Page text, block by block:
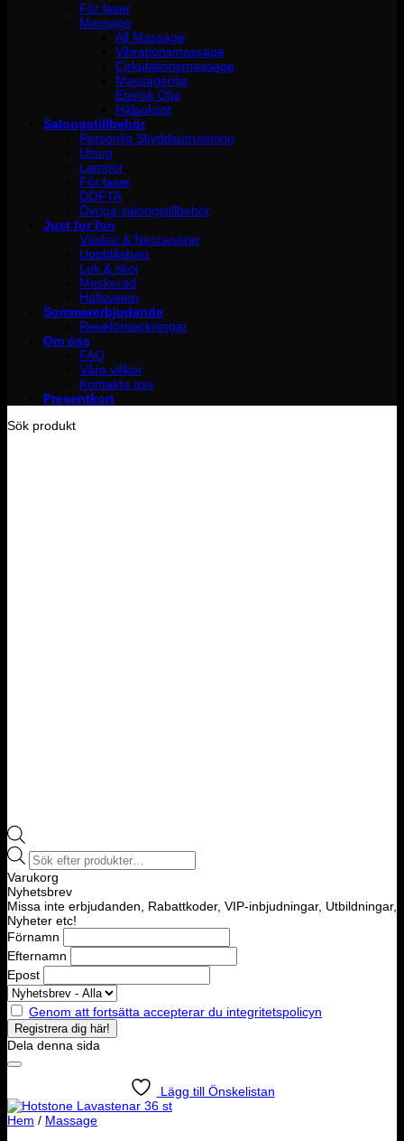
För laser
Massage
All Massage
Vibrationsmassage
Cirkulationsmassage
Massageolja
Eterisk Olja
Hälsokost
Salongstillbehör
Personlig Skyddsutrustning
Utsug
Lampor
För laser
DOFTA
Övriga salongstillbehör
Just for fun
Väskor & Neccesärer
Uppblåsbart
Lek & skoj
Maskerad
Halloween
Sommarerbjudande
Reseförpackningar
Om oss
FAQ
Våra villkor
Kontakta oss
Presentkort
Sök produkt
Products
search
Varukorg
Nyhetsbrev
Missa inte erbjudanden, Rabattkoder, VIP-inbjudningar, Utbildningar,
Nyheter etc!
Förnamn
Efternamn
Epost
Genom att fortsätta accepterar du integritetspolicyn
Dela denna sida
Lägg till Önskelistan
Hem / Massage